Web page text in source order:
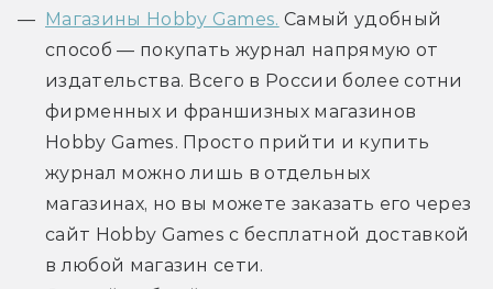
Магазины Hobby Games. Самый удобный
способ — покупать журнал напрямую от
издательства. Всего в России более сотни
фирменных и франшизных магазинов
Hobby Games. Просто прийти и купить
журнал можно лишь в отдельных
магазинах, но вы можете заказать его через
сайт Hobby Games с бесплатной доставкой
в любой магазин сети.